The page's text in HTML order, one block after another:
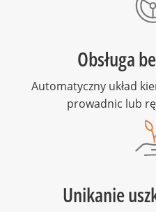
Obsługa
Automatyczny układ
prowadnic lub
Unikanie